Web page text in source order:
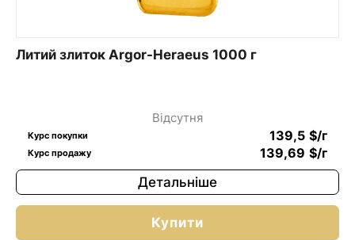
Литий злиток Argor-Heraeus 1000 г
Відсутня
Курс покупки 139,5 $/г
Курс продажу 139,69 $/г
Детальніше
Купити